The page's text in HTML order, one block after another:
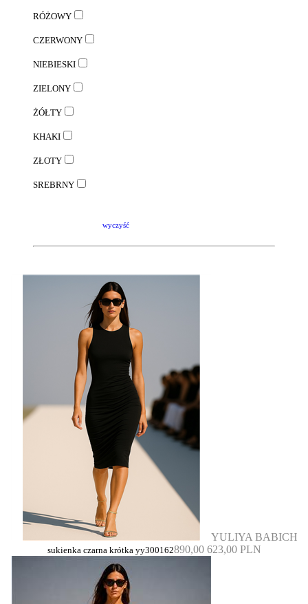
RÓŻOWY
CZERWONY
NIEBIESKI
ZIELONY
ŻÓŁTY
KHAKI
ZŁOTY
SREBRNY
wyczyść
YULIYA BABICH
sukienka czarna krótka yy300162890,00 623,00 PLN